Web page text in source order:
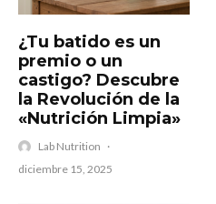
¿Tu batido es un
premio o un
castigo? Descubre
la Revolución de la
«Nutrición Limpia»
Lab Nutrition ·
diciembre 15, 2025